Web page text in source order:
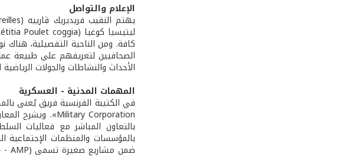
الإعلام والتواصل
كافة. ومن الناحية التفصيلية،
الصحافيين لتعريفهم على طبيعة
الأحداث والنشاطات والجولات
المهمات المدنية - العسكرية
بالتعاون المباشر مع فعاليات
بالمؤسسات والمنظمات الإجتماعية